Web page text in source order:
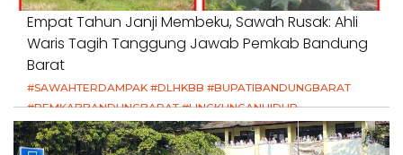
Empat Tahun Janji Membeku, Sawah Rusak: Ahli
Waris Tagih Tanggung Jawab Pemkab Bandung
Barat
#SAWAHTERDAMPAK #DLHKBB #BUPATIBANDUNGBARAT
#PEMKABBANDUNGBARAT #LINGKUNGANHIDUP
#HAKPETANI #KEADILANUNTUKPETANI
#NORMALISASISALURAN #IRIGASIRUSAK